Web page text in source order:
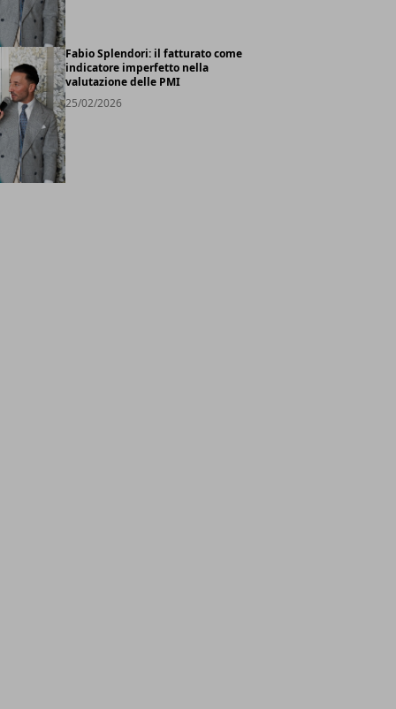
Fabio Splendori: il fatturato come
indicatore imperfetto nella
valutazione delle PMI
25/02/2026